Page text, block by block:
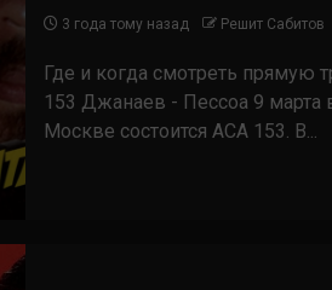
3 года тому назад Решит Сабитов
Где и когда смотреть прямую
153 Джанаев - Пессоа 9 марта
Москве состоится АСА 153. В...